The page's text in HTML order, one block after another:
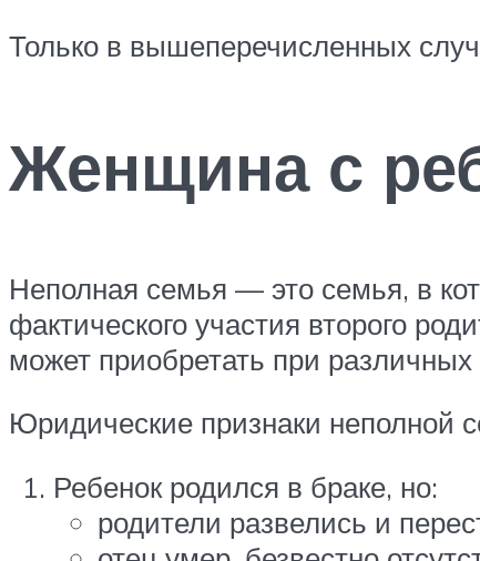
Только в вышеперечисленных
Женщина с
Неполная семья — это семья, в
фактического участия второго
может приобретать при
Юридические признаки неполной
Ребенок родился в браке, но:
родители развелись и